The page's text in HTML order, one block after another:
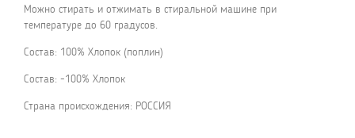
Можно стирать и отжимать в стиральной машине при
температуре до 60 градусов.
Состав: 100% Хлопок (поплин)
Состав: -100% Хлопок
Страна происхождения: РОССИЯ